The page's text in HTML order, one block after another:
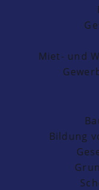
Miet- und
Bildung